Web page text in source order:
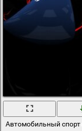
Автомобильный спорт